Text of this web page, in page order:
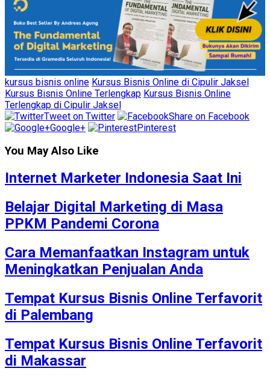
kursus bisnis online Kursus Bisnis Online di Cipulir Jaksel
Kursus Bisnis Online Terlengkap Kursus Bisnis Online
Terlengkap di Cipulir Jaksel
Tweet on Twitter
Share on Facebook
Google+
Pinterest
You May Also Like
Internet Marketer Indonesia Saat Ini
Belajar Digital Marketing di Masa
PPKM Pandemi Corona
Cara Memanfaatkan Instagram untuk
Meningkatkan Penjualan Anda
Tempat Kursus Bisnis Online Terfavorit
di Palembang
Tempat Kursus Bisnis Online Terfavorit
di Makassar